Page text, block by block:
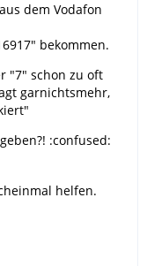
dem Vodafon
bekommen.
"7" schon zu oft
garnichtsmehr,
:confused:
helfen.